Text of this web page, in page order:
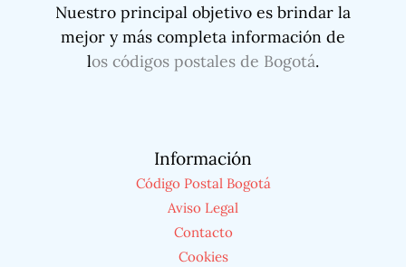
Nuestro principal objetivo es brindar la
mejor y más completa información de
los códigos postales de Bogotá.
Información
Código Postal Bogotá
Aviso Legal
Contacto
Cookies